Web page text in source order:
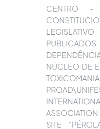
CENTRO -
NÚCLEO DE
SITE